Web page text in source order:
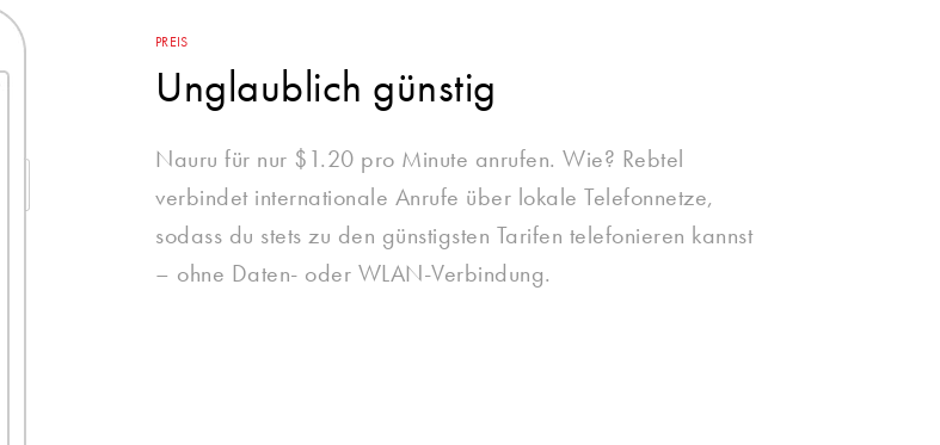
PREIS
Unglaublich günstig
Nauru für nur $1.20 pro Minute anrufen. Wie? Rebtel
verbindet internationale Anrufe über lokale Telefonnetze,
sodass du stets zu den günstigsten Tarifen telefonieren kannst
– ohne Daten- oder WLAN-Verbindung.